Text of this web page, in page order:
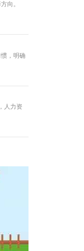
向。
，明确
人力资